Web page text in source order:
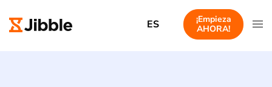
ES
¡Empieza
AHORA!